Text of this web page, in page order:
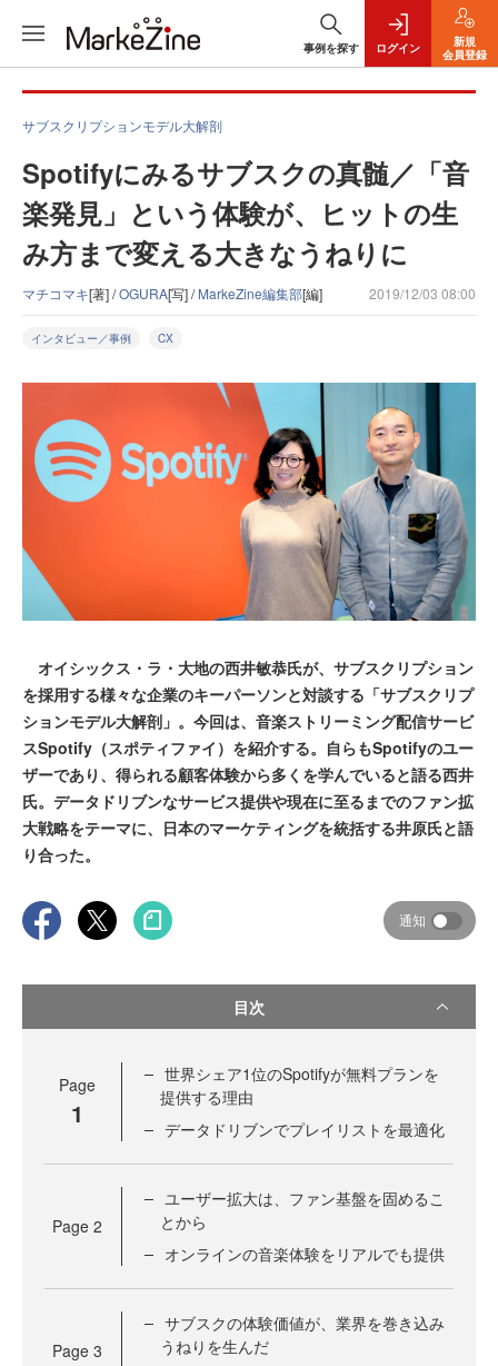
事例を探す ログイン
新規
会員登録
サブスクリプションモデル大解剖
Spotifyにみるサブスクの真髄／「音
楽発見」という体験が、ヒットの生
み方まで変える大きなうねりに
マチコマキ[著] /OGURA[写] /MarkeZine編集部[編] 2019/12/03 08:00
インタビュー／事例 CX
オイシックス・ラ・大地の西井敏恭氏が、サブスクリプション
を採用する様々な企業のキーパーソンと対談する「サブスクリプ
ションモデル大解剖」。今回は、音楽ストリーミング配信サービ
スSpotify（スポティファイ）を紹介する。自らもSpotifyのユー
ザーであり、得られる顧客体験から多くを学んでいると語る西井
氏。データドリブンなサービス提供や現在に至るまでのファン拡
大戦略をテーマに、日本のマーケティングを統括する井原氏と語
り合った。
通知
目次
Page
1
世界シェア1位のSpotifyが無料プランを
提供する理由
データドリブンでプレイリストを最適化
Page 2
ユーザー拡大は、ファン基盤を固めるこ
とから
オンラインの音楽体験をリアルでも提供
Page 3
サブスクの体験価値が、業界を巻き込み
うねりを生んだ